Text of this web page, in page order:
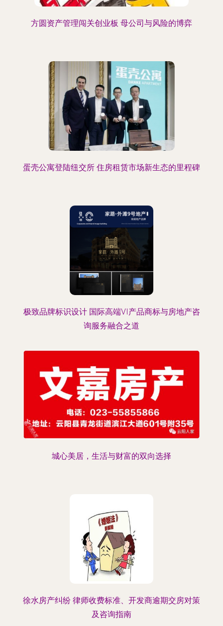
方圆资产管理闯关创业板 母公司与风险的博弈
蛋壳公寓登陆纽交所 住房租赁市场新生态的里程碑
极致品牌标识设计 国际高端VI产品商标与房地产咨
询服务融合之道
城心美居，生活与财富的双向选择
徐水房产纠纷 律师收费标准、开发商逾期交房对策
及咨询指南